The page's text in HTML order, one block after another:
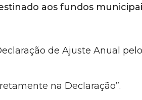
aos fundos
de Ajuste Anual pelo
na Declaração”.